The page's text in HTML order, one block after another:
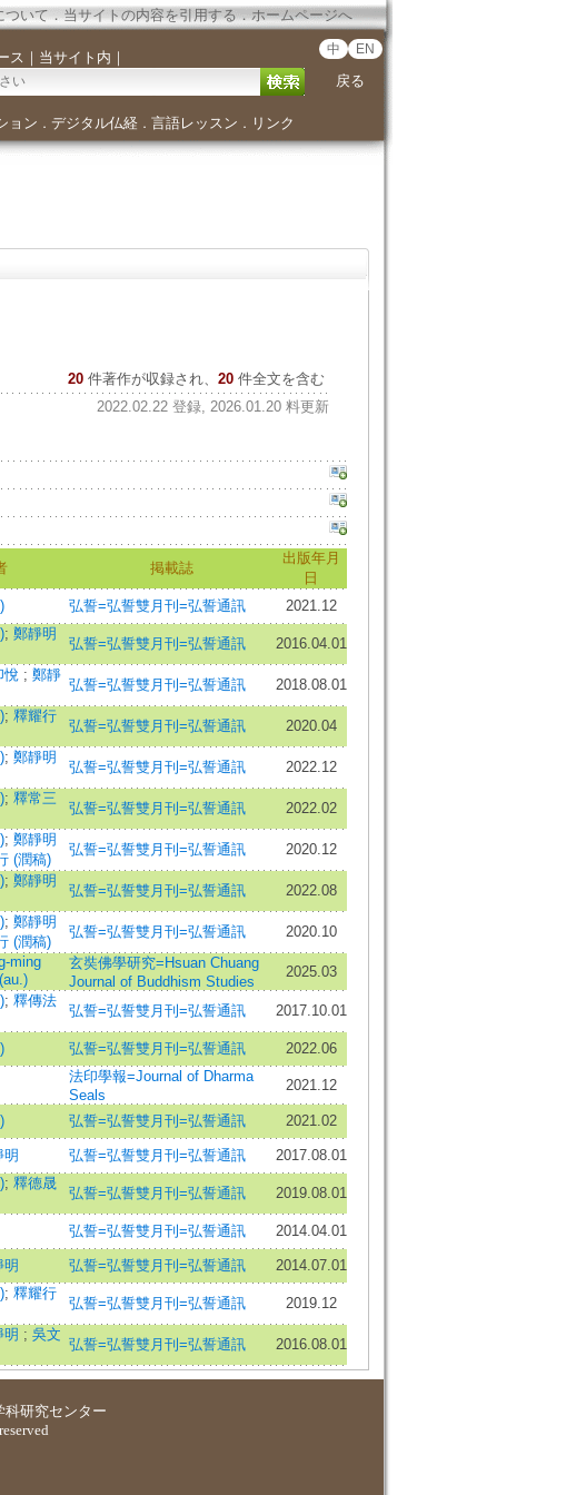
ついて．当サイトの内容を引用する．ホームページへ
ス ｜ 当サイト内 ｜ 中 EN
戻る
ョン ． デジタル仏経． 言語レッスン ． リンク
20 件著作が収録され、 20件全文を含む
2022.02.22 登録, 2026.01.20 料更新
掲載誌
出版年月
日
弘誓=弘誓雙月刊=弘誓通訊 2021.12
; 鄭靜明
弘誓=弘誓雙月刊=弘誓通訊 2016.04.01
悅 ; 鄭靜
弘誓=弘誓雙月刊=弘誓通訊 2018.08.01
; 釋耀行
弘誓=弘誓雙月刊=弘誓通訊
2020.04
; 鄭靜明
弘誓=弘誓雙月刊=弘誓通訊 2022.12
; 釋常三
弘誓=弘誓雙月刊=弘誓通訊 2022.02
; 鄭靜明
(潤稿)
弘誓=弘誓雙月刊=弘誓通訊 2020.12
; 鄭靜明
弘誓=弘誓雙月刊=弘誓通訊 2022.08
; 鄭靜明
(潤稿)
弘誓=弘誓雙月刊=弘誓通訊
2020.10
ming
玄奘佛學研究=Hsuan Chuang
Journal of Buddhism Studies
2025.03
; 釋傳法
弘誓=弘誓雙月刊=弘誓通訊 2017.10.01
弘誓=弘誓雙月刊=弘誓通訊
2022.06
法印學報=Journal of Dharma
Seals
2021.12
弘誓=弘誓雙月刊=弘誓通訊 2021.02
明 弘誓=弘誓雙月刊=弘誓通訊 2017.08.01
; 釋德晟
弘誓=弘誓雙月刊=弘誓通訊 2019.08.01
弘誓=弘誓雙月刊=弘誓通訊 2014.04.01
明 弘誓=弘誓雙月刊=弘誓通訊
2014.07.01
; 釋耀行
弘誓=弘誓雙月刊=弘誓通訊 2019.12
明 ; 吳文
弘誓=弘誓雙月刊=弘誓通訊 2016.08.01
科研究センター